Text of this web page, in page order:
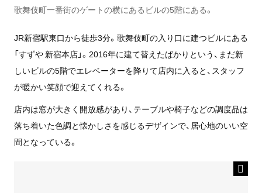
歌舞伎町一番街のゲートの横にあるビルの5階にある。
JR新宿駅東口から徒歩3分。歌舞伎町の入り口に建つビルにある
「すずや 新宿本店」。2016年に建て替えたばかりという、まだ新
しいビルの5階でエレベーターを降りて店内に入ると、スタッフ
が暖かい笑顔で迎えてくれる。
店内は窓が大きく開放感があり、テーブルや椅子などの調度品は
落ち着いた色調と懐かしさを感じるデザインで、居心地のいい空
間となっている。